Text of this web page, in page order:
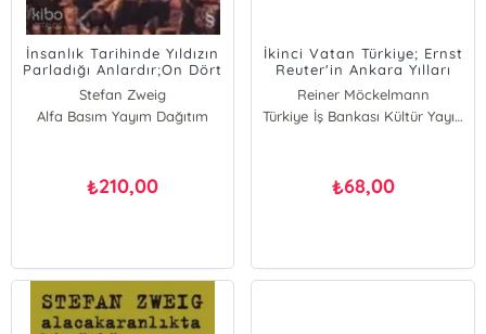
İnsanlık Tarihinde Yıldızın
Parladığı Anlardır;On Dört
Tarihsel Minyatür
Stefan Zweig
Alfa Basım Yayım Dağıtım
₺210,00
İkinci Vatan Türkiye; Ernst
Reuter'in Ankara Yılları
Reiner Möckelmann
Türkiye İş Bankası Kültür Yayınları
₺68,00